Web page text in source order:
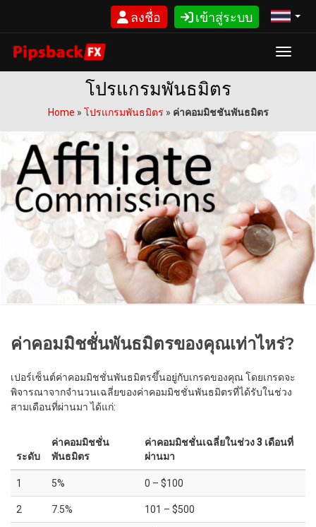
บทความ
เข้าสู่ระบบ
ลงชื่อ
โปรแกรมพันธมิตร
Home » โปรแกรมพันธมิตร » ค่าคอมมิชชั่นพันธมิตร
ค่าคอมมิชชั่นพันธมิตรของคุณเท่าไหร่?
เปอร์เซ็นต์ค่าคอมมิชชั่นพันธมิตรขึ้นอยู่กับเกรดของคุณ โดยเกรดจะ
พิจารณาจากจำนวนเฉลี่ยของค่าคอมมิชชั่นพันธมิตรที่ได้รับในช่วง
สามเดือนที่ผ่านมา ได้แก่:
ระดับ
ค่าคอมมิชชั่น
พันธมิตร
ค่าคอมมิชชั่นเฉลี่ยในช่วง 3 เดือนที่
ผ่านมา
1 5% 0 – $100
2 7.5% 101 – $500